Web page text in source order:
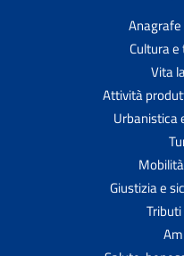
Scegliere il regime
Scuola dell'infanzia
Segnalazione al
Segnalazione e
Segnalazione/reclamo
Suggerimenti e
TARI - Tassa rifiuti
Trascrivere atti di
Cultura
Vita
Attività
Urbanistica
Giustizia e